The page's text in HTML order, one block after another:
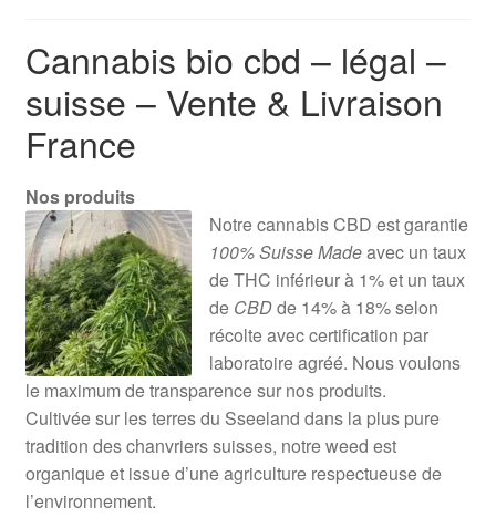
Cannabis bio cbd – légal –
suisse – Vente & Livraison
France
Nos produits
Notre cannabis CBD est garantie
100% Suisse Madeavec un taux
de THC inférieur à 1% et un taux
deCBDde 14% à 18% selon
récolte avec certification par
laboratoire agréé. Nous voulons
le maximum de transparence sur nos produits.
Cultivée sur les terres du Sseeland dans la plus pure
tradition des chanvriers suisses, notre weed est
organique et issue d’une agriculture respectueuse de
l’environnement.